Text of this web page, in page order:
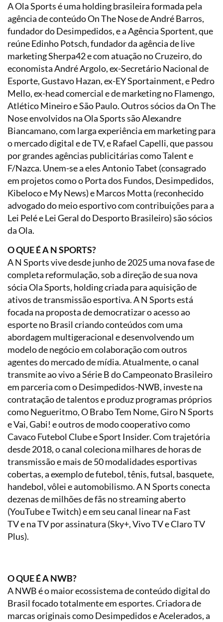
A Ola Sports é uma holding brasileira formada pela
agência de conteúdo On The Nose de André Barros,
fundador do Desimpedidos, e a Agência Sportent, que
reúne Edinho Potsch, fundador da agência de live
marketing Sherpa42 e com atuação no Cruzeiro, do
economista André Argolo, ex-Secretário Nacional de
Esporte, Gustavo Hazan, ex-EY Sportainment, e Pedro
Mello, ex-head comercial e de marketing no Flamengo,
Atlético Mineiro e São Paulo. Outros sócios da On The
Nose envolvidos na Ola Sports são Alexandre
Biancamano, com larga experiência em marketing para
o mercado digital e de TV, e Rafael Capelli, que passou
por grandes agências publicitárias como Talent e
F/Nazca. Unem-se a eles Antonio Tabet (consagrado
em projetos como o Porta dos Fundos, Desimpedidos,
Kibeloco e My News) e Marcos Motta (reconhecido
advogado do meio esportivo com contribuições para a
Lei Pelé e Lei Geral do Desporto Brasileiro) são sócios
da Ola.
O QUE É A N SPORTS?
A N Sports vive desde junho de 2025 uma nova fase de
completa reformulação, sob a direção de sua nova
sócia Ola Sports, holding criada para aquisição de
ativos de transmissão esportiva. A N Sports está
focada na proposta de democratizar o acesso ao
esporte no Brasil criando conteúdos com uma
abordagem multigeracional e desenvolvendo um
modelo de negócio em colaboração com outros
agentes do mercado de mídia. Atualmente, o canal
transmite ao vivo a Série B do Campeonato Brasileiro
em parceria com o Desimpedidos-NWB, investe na
contratação de talentos e produz programas próprios
como Negueritmo, O Brabo Tem Nome, Giro N Sports
e Vai, Gabi! e outros de modo cooperativo como
Cavaco Futebol Clube e Sport Insider. Com trajetória
desde 2018, o canal coleciona milhares de horas de
transmissão e mais de 50 modalidades esportivas
cobertas, a exemplo de futebol, tênis, futsal, basquete,
handebol, vôlei e automobilismo. A N Sports conecta
dezenas de milhões de fãs no streaming aberto
(YouTube e Twitch) e em seu canal linear na Fast
TV e na TV por assinatura (Sky+, Vivo TV e Claro TV
Plus).
O QUE É A NWB?
A NWB é o maior ecossistema de conteúdo digital do
Brasil focado totalmente em esportes. Criadora de
marcas originais como Desimpedidos e Acelerados, a